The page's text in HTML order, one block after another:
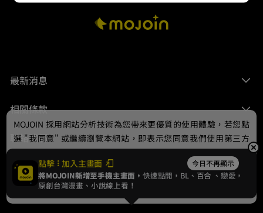
最新消息
相關條款
聯絡我們
© 2024 gamania Digital Entertainment Co., Ltd.
點擊 加入主畫面 今日不再顯示
將MOJOIN新增至手機主畫面，快速點開，BL、 百合 、戀愛，
原創台灣漫畫、小說線上看！
MOJOIN 採用網站分析技術為您帶來更優質的使用體驗，若您點
選 "我同意" 或繼續瀏覽本網站，即表示您同意我們使用第三方
Cookie，欲瞭解更多資訊請見隱私權政策。
我同意